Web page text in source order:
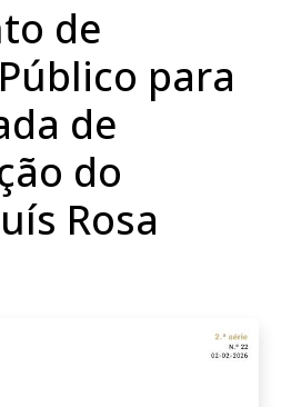
de
para
de
do
Rosa